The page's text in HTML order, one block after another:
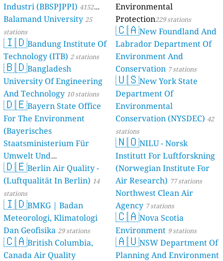
Industri (BBSPJPPI) 4152
stations
Balamand University25
stations
🇮🇩Bandung Institute Of
Technology (ITB) 2 stations
🇧🇩Bangladesh
University Of Engineering
And Technology 10 stations
🇩🇪Bayern State Office
For The Environment
(Bayerisches
Staatsministerium Für
Umwelt Und
Verbraucherschutz) - LfU
46 stations
🇩🇪Berlin Air Quality -
(Luftqualität In Berlin) 14
stations
🇮🇩BMKG | Badan
Meteorologi, Klimatologi
Dan Geofisika 29 stations
🇨🇦British Columbia,
Canada Air Quality
Environmental
Protection229 stations
🇨🇦New Foundland And
Labrador Department Of
Environment And
Conservation 7 stations
🇺🇸New York State
Department Of
Environmental
Conservation (NYSDEC) 42
stations
🇳🇴NILU - Norsk
Institutt For Luftforskning
(Norwegian Institute For
Air Research) 77 stations
Northwest Clean Air
Agency 7 stations
🇨🇦Nova Scotia
Environment 9 stations
🇦🇺NSW Department Of
Planning And Environment